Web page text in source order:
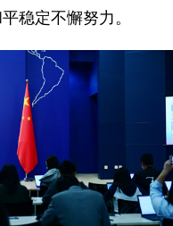
稳定不懈努力。